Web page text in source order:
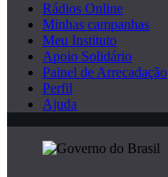
Rádios Online
Minhas campanhas
Meu Instituto
Apoio Solidário
Painel de Arrecadação
Perfil
Ajuda